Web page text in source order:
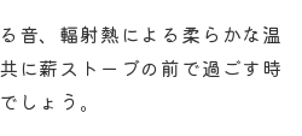
音、輻射熱による柔らかな温
に薪ストーブの前で過ごす時
しょう。